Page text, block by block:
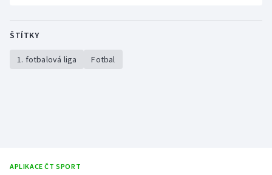
ŠTÍTKY
1. fotbalová liga Fotbal
APLIKACE ČT SPORT